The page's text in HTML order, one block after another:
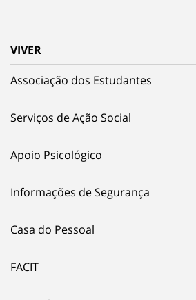
VIVER
Associação dos Estudantes
Serviços de Ação Social
Apoio Psicológico
Informações de Segurança
Casa do Pessoal
FACIT